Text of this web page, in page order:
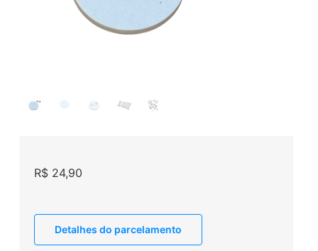
R$24,90
Detalhes do parcelamento